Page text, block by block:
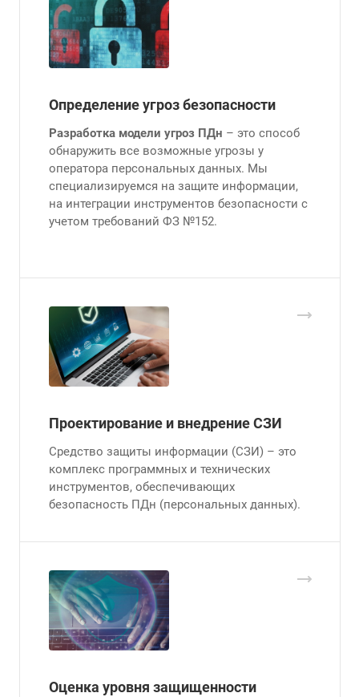
Определение угроз безопасности
Разработка модели угроз ПДн – это способ
обнаружить все возможные угрозы у
оператора персональных данных. Мы
специализируемся на защите информации,
на интеграции инструментов безопасности с
учетом требований ФЗ №152.
Проектирование и внедрение СЗИ
Средство защиты информации (СЗИ) – это
комплекс программных и технических
инструментов, обеспечивающих
безопасность ПДн (персональных данных).
Оценка уровня защищенности